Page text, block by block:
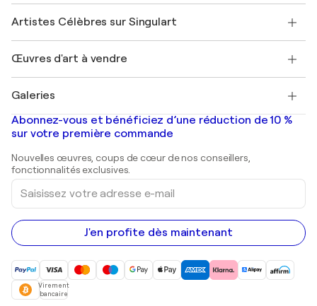
Rejoignez notre programme commercial
Mon compte
+33 1 76 44 06 42
Magazine Singulart
Emplois
Découvrez une sélection d'art original
Se connecter en tant qu'Artiste
Artistes Célèbres sur Singulart
Marc Chagall
Banksy
Mr. Brainwash
Shepard Fairey
Œuvres d'art à vendre
Tableaux abstraits à vendre
Peintures de paysage
Estampes
Peintures acryliques
Galeries
Galeries d'art en France
Galeries d'art en Belgique
Abonnez-vous et bénéficiez d’une réduction de 10 %
sur votre première commande
Nouvelles œuvres, coups de cœur de nos conseillers,
fonctionnalités exclusives.
Saisissez
votre
adresse
e-
mail
J'en profite dès maintenant
Virement
bancaire